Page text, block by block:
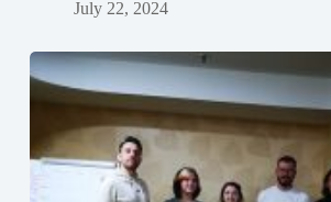
July 22, 2024